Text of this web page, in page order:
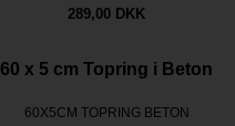
289,00 DKK
60 x 5 cm Topring i Beton
60X5CM TOPRING BETON